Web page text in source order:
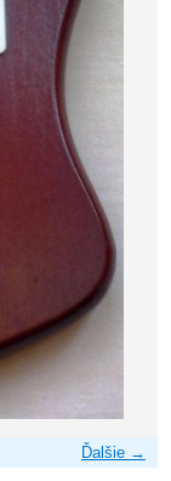
Ďalšie →